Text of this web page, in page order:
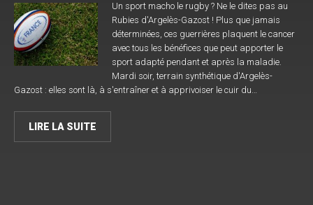
Un sport macho le rugby ? Ne le dites pas au
Rubies d'Argelès-Gazost ! Plus que jamais
déterminées, ces guerrières plaquent le cancer
avec tous les bénéfices que peut apporter le
sport adapté pendant et après la maladie.
Mardi soir, terrain synthétique d'Argelès-
Gazost : elles sont là, à s'entraîner et à apprivoiser le cuir du…
LIRE LA SUITE